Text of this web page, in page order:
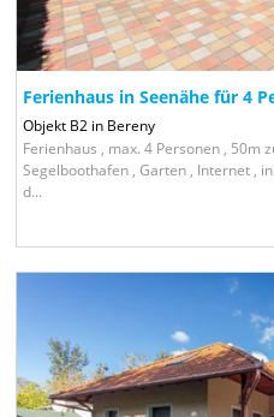
Ferienhaus in Seenähe für 4
Objekt B2 in Bereny
Ferienhaus , max. 4 Personen , 50m
Segelboothafen , Garten , Internet ,
d...